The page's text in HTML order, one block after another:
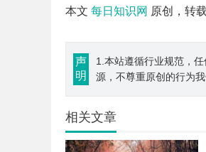
本文 每日知识网 原创，转
声
明
1.本站遵循行业规范，
源，不尊重原创的行为
相关文章